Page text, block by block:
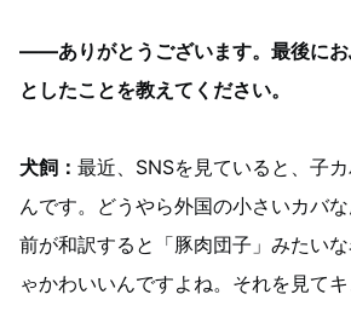
――ありがとうございます。最後にお
としたことを教えてください。
犬飼： 最近、SNSを見ていると、子
んです。どうやら外国の小さいカバ
前が和訳すると「豚肉団子」みたい
ゃかわいいんですよね。それを見てキ